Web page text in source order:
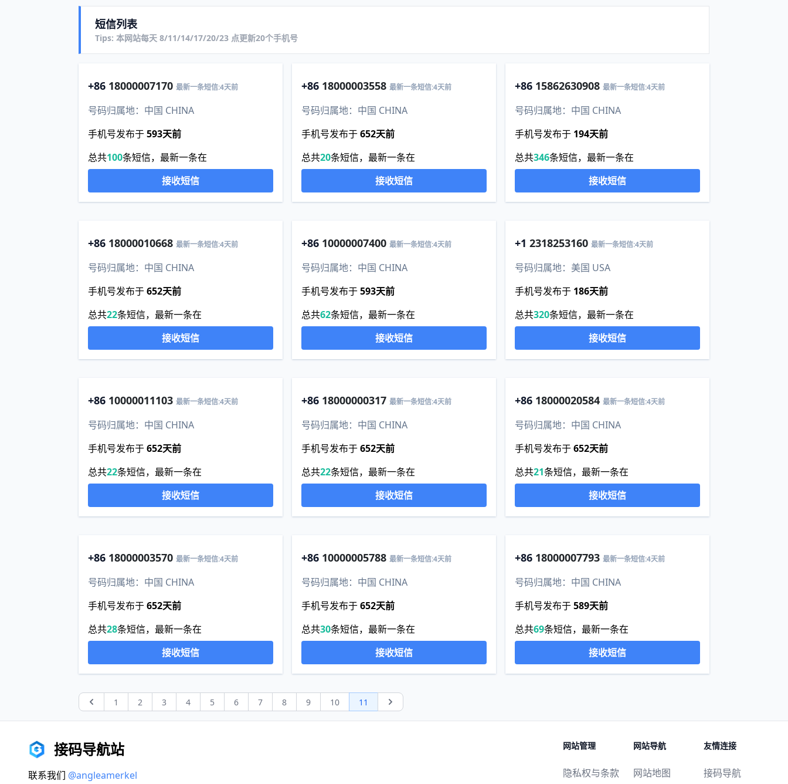
短信列表
Tips: 本网站每天 8/11/14/17/20/23 点更新20个手机号
+86 18000007170 最新一条短信:4天前
号码归属地：中国 CHINA
手机号发布于593天前
总共100条短信，最新一条在
接收短信
+86 18000003558 最新一条短信:4天前
号码归属地：中国 CHINA
手机号发布于652天前
总共20条短信，最新一条在
接收短信
+86 15862630908 最新一条短信:4天前
号码归属地：中国 CHINA
手机号发布于 194天前
总共346条短信，最新一条在
接收短信
+86 18000010668 最新一条短信:4天前
号码归属地：中国 CHINA
手机号发布于652天前
总共22条短信，最新一条在
接收短信
+86 10000007400 最新一条短信:4天前
号码归属地：中国 CHINA
手机号发布于593天前
总共62条短信，最新一条在
接收短信
+1 2318253160 最新一条短信:4天前
号码归属地：美国 USA
手机号发布于 186天前
总共320条短信，最新一条在
接收短信
+86 10000011103 最新一条短信:4天前
号码归属地：中国 CHINA
手机号发布于652天前
总共22条短信，最新一条在
接收短信
+86 18000000317 最新一条短信:4天前
号码归属地：中国 CHINA
手机号发布于652天前
总共22条短信，最新一条在
接收短信
+86 18000020584 最新一条短信:4天前
号码归属地：中国 CHINA
手机号发布于652天前
总共21条短信，最新一条在
接收短信
+86 18000003570 最新一条短信:4天前
号码归属地：中国 CHINA
手机号发布于652天前
总共28条短信，最新一条在
接收短信
+86 10000005788 最新一条短信:4天前
号码归属地：中国 CHINA
手机号发布于652天前
总共30条短信，最新一条在
接收短信
+86 18000007793 最新一条短信:4天前
号码归属地：中国 CHINA
手机号发布于589天前
总共69条短信，最新一条在
接收短信
Previous
1 2 3 4 5 6 7 8 9 10 11 Next
接码导航站
联系我们 @angleamerkel
网站管理
隐私权与条款
网站导航
网站地图
友情连接
接码导航